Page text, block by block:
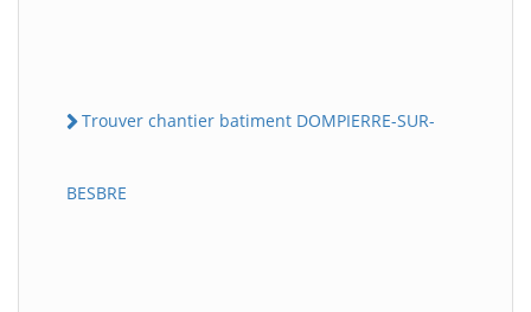
Trouver chantier batiment DOMPIERRE-SUR-
BESBRE